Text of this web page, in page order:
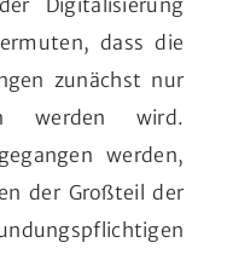
Digitalisierung
dass die
zunächst nur
werden wird.
werden,
der Großteil der